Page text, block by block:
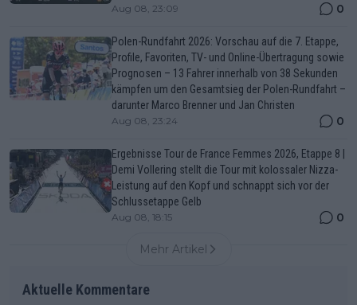
Aug 08, 23:09 0
Polen-Rundfahrt 2026: Vorschau auf die 7. Etappe,
Profile, Favoriten, TV- und Online-Übertragung sowie
Prognosen – 13 Fahrer innerhalb von 38 Sekunden
kämpfen um den Gesamtsieg der Polen-Rundfahrt –
darunter Marco Brenner und Jan Christen
Aug 08, 23:24 0
Ergebnisse Tour de France Femmes 2026, Etappe 8 |
Demi Vollering stellt die Tour mit kolossaler Nizza-
Leistung auf den Kopf und schnappt sich vor der
Schlussetappe Gelb
Aug 08, 18:15 0
Mehr Artikel
Aktuelle Kommentare